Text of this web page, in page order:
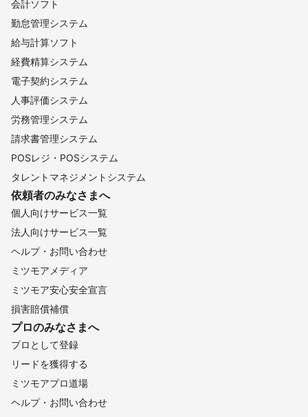
会計ソフト
勤怠管理システム
給与計算ソフト
経費精算システム
電子契約システム
人事評価システム
労務管理システム
請求書管理システム
POSレジ・POSシステム
タレントマネジメントシステム
依頼者のみなさまへ
個人向けサービス一覧
法人向けサービス一覧
ヘルプ・お問い合わせ
ミツモアメディア
ミツモア安心安全宣言
損害賠償補償
プロのみなさまへ
プロとして登録
リードを獲得する
ミツモアプロ道場
ヘルプ・お問い合わせ